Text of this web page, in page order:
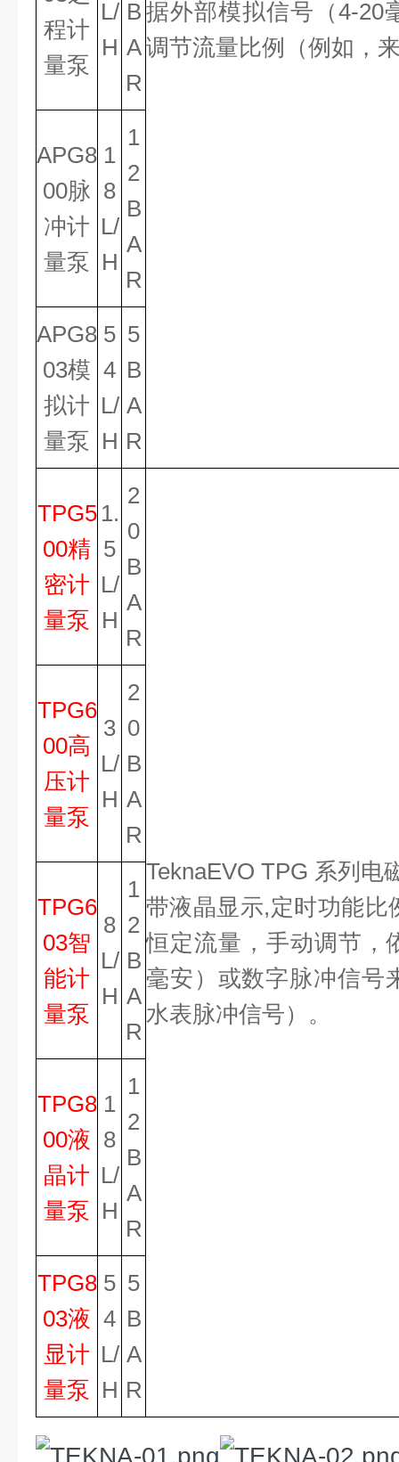
据外部模拟信号（4-20
调节流量比例（例如，
程计
量泵
L/
H
B
A
R
APG8
00脉
冲计
量泵
1
8
L/
H
1
2
B
A
R
APG8
03模
拟计
量泵
5
4
L/
H
5
B
A
R
TPG5
00精
密计
量泵
1.
5
L/
H
2
0
B
A
R
TeknaEVO TPG 系列电
带液晶显示,定时功能比
恒定流量，手动调节，
毫安）或数字脉冲信号
水表脉冲信号）。
TPG6
00高
压计
量泵
3
L/
H
2
0
B
A
R
TPG6
03智
能计
量泵
8
L/
H
1
2
B
A
R
TPG8
00液
晶计
量泵
1
8
L/
H
1
2
B
A
R
TPG8
03液
显计
量泵
5
4
L/
H
5
B
A
R